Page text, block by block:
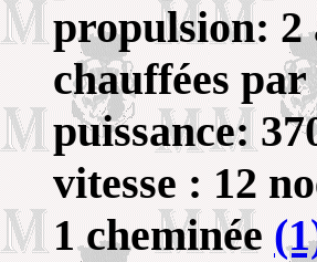
propulsion: 2
chauffées
puissance:
vitesse : 12
1 cheminée